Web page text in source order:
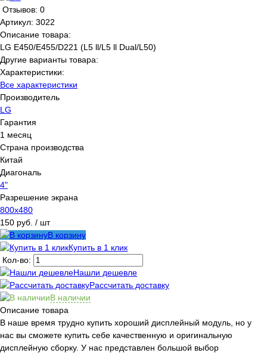
Отзывов: 0
Артикул: 3022
Описание товара:
LG E450/E455/D221 (L5 ll/L5 ll Dual/L50)
Другие варианты товара:
Характеристики:
Все характеристики
Производитель
LG
Гарантия
1 месяц
Страна производства
Китай
Диагональ
4"
Разрешение экрана
800x480
150 руб. / шт
В корзину
Купить в 1 клик
Кол-во:
Нашли дешевле
Рассчитать доставку
В наличии
Описание товара
В наше время трудно купить хороший дисплейный модуль, но у
нас вы сможете купить себе качественную и оригинальную
дисплейную сборку. У нас представлен большой выбор